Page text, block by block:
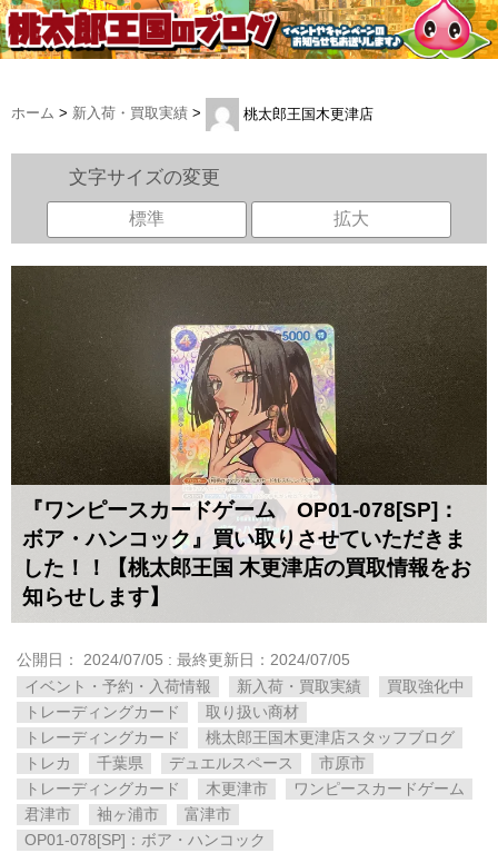
ホーム > 新入荷・買取実績 > 桃太郎王国木更津店
文字サイズの変更
標準 拡大
『ワンピースカードゲーム OP01-078[SP]：
ボア・ハンコック』買い取りさせていただきま
した！！【桃太郎王国 木更津店の買取情報をお
知らせします】
公開日： 2024/07/05 : 最終更新日：2024/07/05
イベント・予約・入荷情報
新入荷・買取実績
買取強化中
トレーディングカード
取り扱い商材
トレーディングカード
桃太郎王国木更津店スタッフブログ
トレカ
千葉県 デュエルスペース
市原市
トレーディングカード
木更津市
ワンピースカードゲーム
君津市
袖ヶ浦市
富津市
OP01-078[SP]：ボア・ハンコック